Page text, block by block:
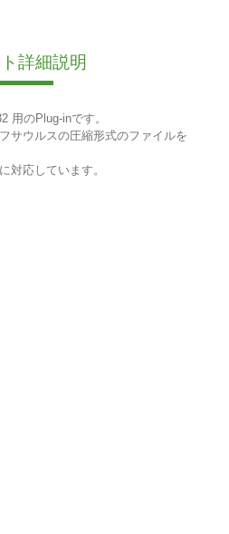
詳細説明
用のPlug-inです。
サウルスの圧縮形式のファイルを
対応しています。